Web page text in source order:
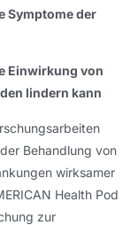
Symptome der
Einwirkung von
lindern kann
Behandlung von
wirksamer
Health Pod
zur